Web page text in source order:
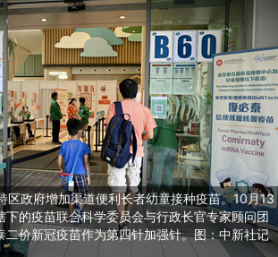
区政府增加渠道便利长者幼童接种疫苗。10月13
下的疫苗联合科学委员会与行政长官专家顾问团
二价新冠疫苗作为第四针加强针。图：中新社记